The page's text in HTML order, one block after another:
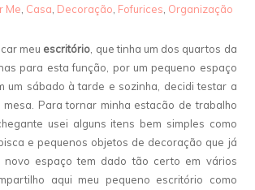
Me Casa Decoração Fofurices Organização
meu escritório , que tinha um dos quartos da
para esta função, por um pequeno espaço
um sábado à tarde e sozinha, decidi testar a
Para tornar minha estacão de trabalho
usei alguns itens bem simples como
e pequenos objetos de decoração que já
novo espaço tem dado tão certo em vários
aqui meu pequeno escritório como